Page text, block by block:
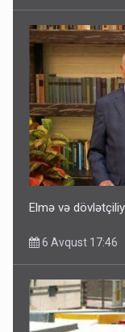
Elmə və
6 Avqust 17:46